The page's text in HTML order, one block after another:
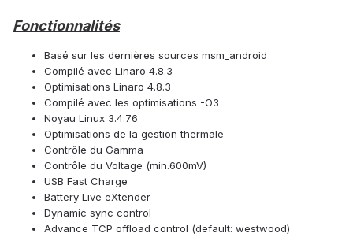
Fonctionnalités
Basé sur les dernières sources msm_android
Compilé avec Linaro 4.8.3
Optimisations Linaro 4.8.3
Compilé avec les optimisations -O3
Noyau Linux 3.4.76
Optimisations de la gestion thermale
Contrôle du Gamma
Contrôle du Voltage (min.600mV)
USB Fast Charge
Battery Live eXtender
Dynamic sync control
Advance TCP offload control (default: westwood)